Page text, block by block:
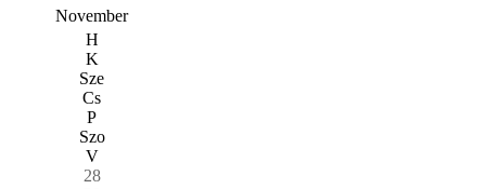
November
H
K
Sze
Cs
P
Szo
V
28